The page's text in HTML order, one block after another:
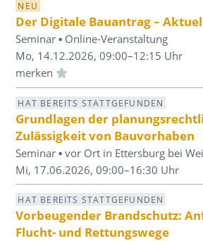
NEU
Der Digitale Bauantrag –
Seminar ▪ Online-Veranstaltung
Mo, 14.12.2026, 09:00–12:15 Uhr
Einloggen und Merkliste benutzen
HAT BEREITS STATTGEFUNDEN
Grundlagen der
Zulässigkeit von Bauvorhaben
Seminar ▪ vor Ort in Ettersburg bei
Mi, 17.06.2026, 09:00–16:30 Uhr
HAT BEREITS STATTGEFUNDEN
Vorbeugender Brandschutz:
Flucht- und Rettungswege